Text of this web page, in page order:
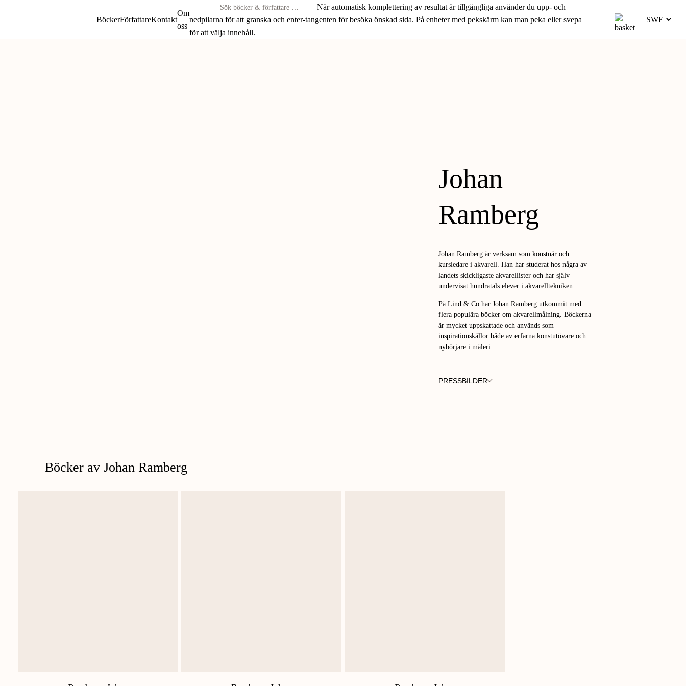
BöckerFörfattareKontakt
Om
oss
böcker
&
När automatisk komplettering av resultat är tillgängliga använder du upp- och
nedpilarna för att granska och enter-tangenten för besöka önskad sida. På enheter med pekskärm kan man peka eller svepa
för att välja innehåll.
Johan
Ramberg
Johan Ramberg är verksam som konstnär och
kursledare i akvarell. Han har studerat hos några av
landets skickligaste akvarellister och har själv
undervisat hundratals elever i akvarelltekniken.
På Lind & Co har Johan Ramberg utkommit med
flera populära böcker om akvarellmålning. Böckerna
är mycket uppskattade och används som
inspirationskällor både av erfarna konstutövare och
nybörjare i måleri.
PRESSBILDER
Böcker av Johan Ramberg